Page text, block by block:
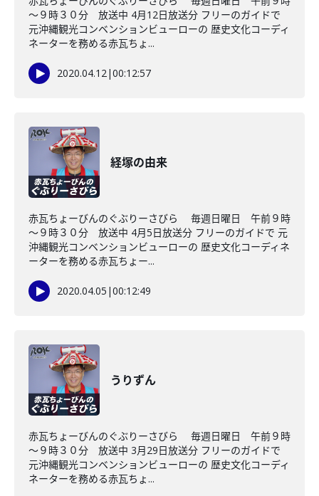
～９時３０分 放送中 4月12日放送分 フリーのガイドで
元沖縄観光コンベンションビューローの 歴史文化コーディ
ネーターを務める赤瓦ちょ...
2020.04.12|00:12:57
経塚の由来
赤瓦ちょーびんのぐぶりーさびら 毎週日曜日 午前９時
～９時３０分 放送中 4月5日放送分 フリーのガイドで 元
沖縄観光コンベンションビューローの 歴史文化コーディネ
ーターを務める赤瓦ちょー...
2020.04.05 |00:12:49
うりずん
赤瓦ちょーびんのぐぶりーさびら 毎週日曜日 午前９時
～９時３０分 放送中 3月29日放送分 フリーのガイドで
元沖縄観光コンベンションビューローの 歴史文化コーディ
ネーターを務める赤瓦ちょ...